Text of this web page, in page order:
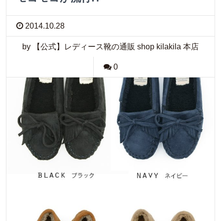
2014.10.28
by 【公式】レディース靴の通販 shop kilakila 本店
0